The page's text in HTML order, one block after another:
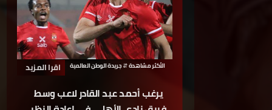
اقرا المزيد الأكثر مشاهدة⇵ جريدة الوطن العالمية
يرغب أحمد عبد القادر لاعب وسط